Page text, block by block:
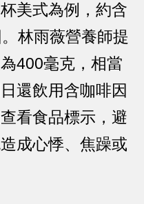
美式為例，約含
林雨薇營養師提
400毫克，相當
還飲用含咖啡因
看食品標示，避
成心悸、焦躁或